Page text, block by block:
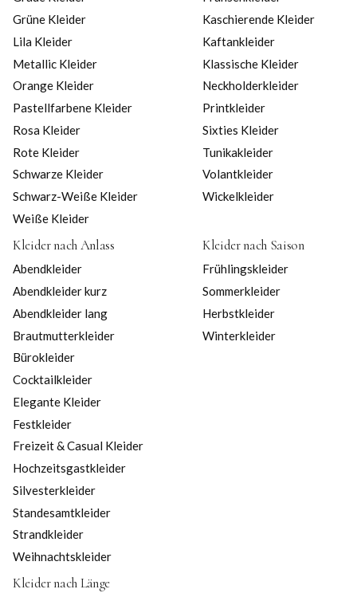
Grüne Kleider
Lila Kleider
Metallic Kleider
Orange Kleider
Pastellfarbene Kleider
Rosa Kleider
Rote Kleider
Schwarze Kleider
Schwarz-Weiße Kleider
Weiße Kleider
Kaschierende Kleider
Kaftankleider
Klassische Kleider
Neckholderkleider
Printkleider
Sixties Kleider
Tunikakleider
Volantkleider
Wickelkleider
Kleider nach Anlass
Abendkleider
Abendkleider kurz
Abendkleider lang
Brautmutterkleider
Bürokleider
Cocktailkleider
Elegante Kleider
Festkleider
Freizeit & Casual Kleider
Hochzeitsgastkleider
Silvesterkleider
Standesamtkleider
Strandkleider
Weihnachtskleider
Kleider nach Saison
Frühlingskleider
Sommerkleider
Herbstkleider
Winterkleider
Kleider nach Länge